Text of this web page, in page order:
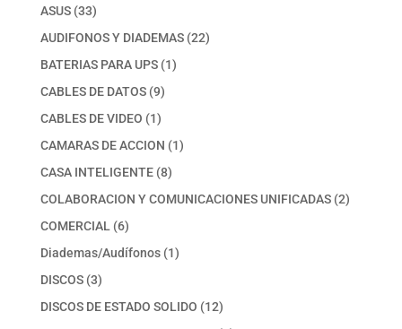
ASUS 3333
productos
AUDIFONOS Y DIADEMAS 2222
BATERIAS PARA UPS 11
CABLES DE DATOS 99
productos
CABLES DE VIDEO 11
producto
CAMARAS DE ACCION 11
CASA INTELIGENTE 88
productos
COLABORACION Y COMUNICACIONES UNIFICADAS 22
COMERCIAL 66
productos
Diademas/Audífonos 11
DISCOS 33
productos
DISCOS DE ESTADO SOLIDO 1212
productos